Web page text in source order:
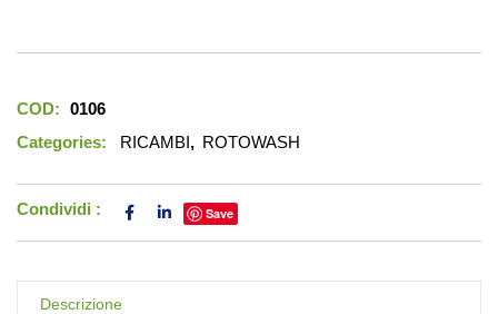
COD: 0106
Categories:
RICAMBI, ROTOWASH
Condividi : Save
Descrizione